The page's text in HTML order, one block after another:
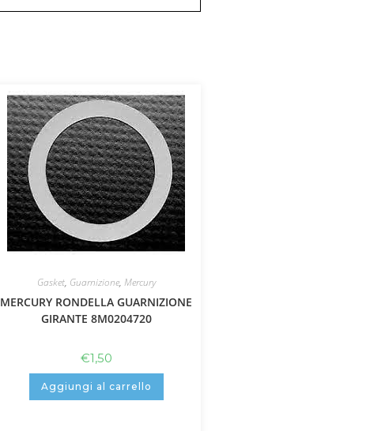
Gasket, Guarnizione, Mercury
MERCURY RONDELLA GUARNIZIONE
GIRANTE 8M0204720
€1,50
Aggiungi al carrello